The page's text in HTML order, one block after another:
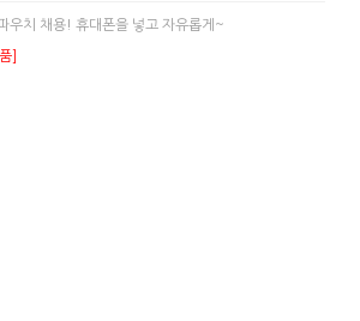
우치 채용! 휴대폰을 넣고 자유롭게~
]